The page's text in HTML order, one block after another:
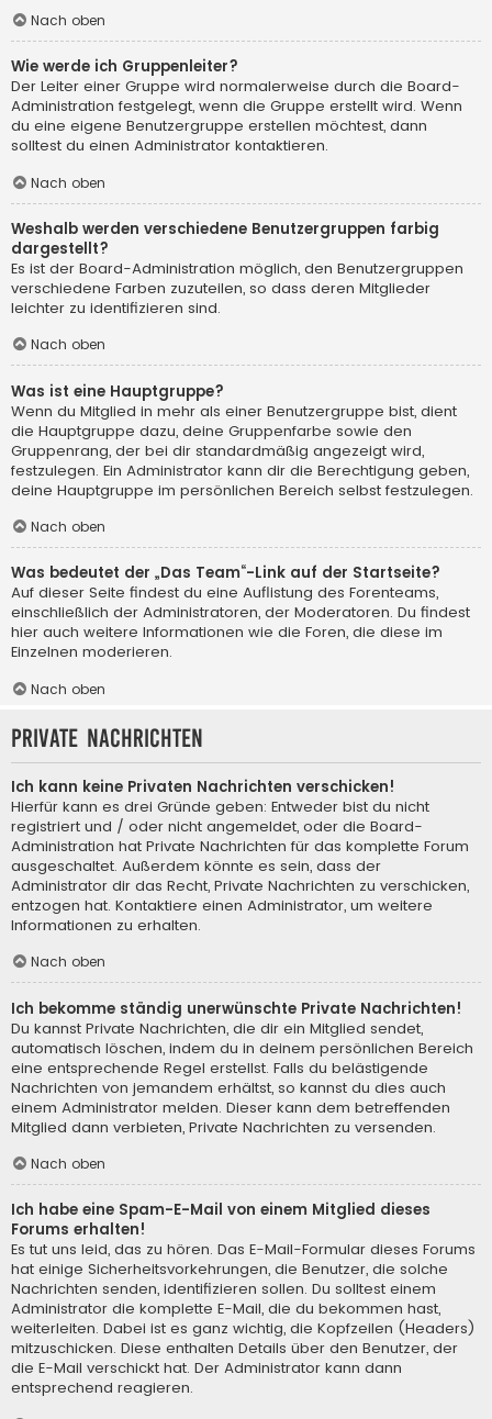
Nach oben
Wie werde ich Gruppenleiter?
Der Leiter einer Gruppe wird normalerweise durch die Board-
Administration festgelegt, wenn die Gruppe erstellt wird. Wenn
du eine eigene Benutzergruppe erstellen möchtest, dann
solltest du einen Administrator kontaktieren.
Nach oben
Weshalb werden verschiedene Benutzergruppen farbig
dargestellt?
Es ist der Board-Administration möglich, den Benutzergruppen
verschiedene Farben zuzuteilen, so dass deren Mitglieder
leichter zu identifizieren sind.
Nach oben
Was ist eine Hauptgruppe?
Wenn du Mitglied in mehr als einer Benutzergruppe bist, dient
die Hauptgruppe dazu, deine Gruppenfarbe sowie den
Gruppenrang, der bei dir standardmäßig angezeigt wird,
festzulegen. Ein Administrator kann dir die Berechtigung geben,
deine Hauptgruppe im persönlichen Bereich selbst festzulegen.
Nach oben
Was bedeutet der „Das Team“-Link auf der Startseite?
Auf dieser Seite findest du eine Auflistung des Forenteams,
einschließlich der Administratoren, der Moderatoren. Du findest
hier auch weitere Informationen wie die Foren, die diese im
Einzelnen moderieren.
Nach oben
Private Nachrichten
Ich kann keine Privaten Nachrichten verschicken!
Hierfür kann es drei Gründe geben: Entweder bist du nicht
registriert und / oder nicht angemeldet, oder die Board-
Administration hat Private Nachrichten für das komplette Forum
ausgeschaltet. Außerdem könnte es sein, dass der
Administrator dir das Recht, Private Nachrichten zu verschicken,
entzogen hat. Kontaktiere einen Administrator, um weitere
Informationen zu erhalten.
Nach oben
Ich bekomme ständig unerwünschte Private Nachrichten!
Du kannst Private Nachrichten, die dir ein Mitglied sendet,
automatisch löschen, indem du in deinem persönlichen Bereich
eine entsprechende Regel erstellst. Falls du belästigende
Nachrichten von jemandem erhältst, so kannst du dies auch
einem Administrator melden. Dieser kann dem betreffenden
Mitglied dann verbieten, Private Nachrichten zu versenden.
Nach oben
Ich habe eine Spam-E-Mail von einem Mitglied dieses
Forums erhalten!
Es tut uns leid, das zu hören. Das E-Mail-Formular dieses Forums
hat einige Sicherheitsvorkehrungen, die Benutzer, die solche
Nachrichten senden, identifizieren sollen. Du solltest einem
Administrator die komplette E-Mail, die du bekommen hast,
weiterleiten. Dabei ist es ganz wichtig, die Kopfzeilen (Headers)
mitzuschicken. Diese enthalten Details über den Benutzer, der
die E-Mail verschickt hat. Der Administrator kann dann
entsprechend reagieren.